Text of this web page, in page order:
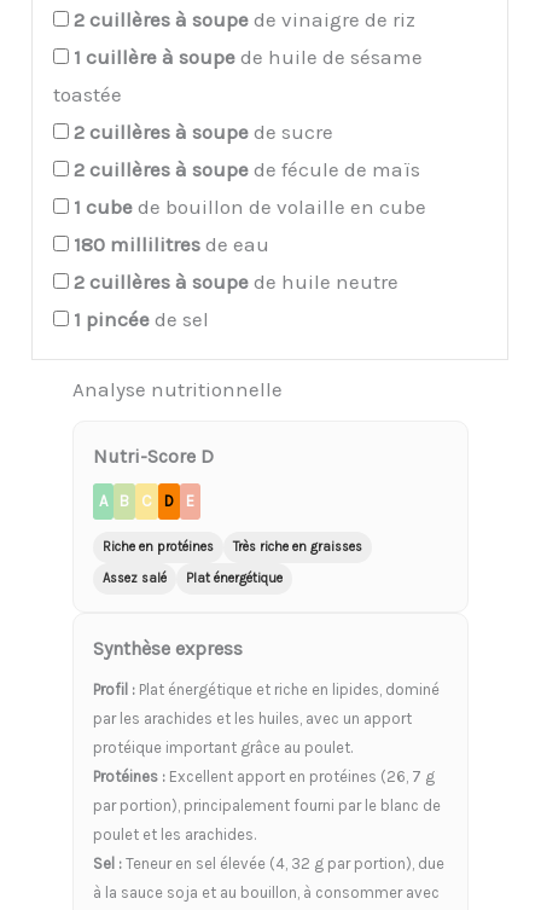
2 cuillères à soupe de vinaigre de riz
1 cuillère à soupe de huile de sésame
toastée
2 cuillères à soupe de sucre
2 cuillères à soupe de fécule de maïs
1 cube de bouillon de volaille en cube
180 millilitres de eau
2 cuillères à soupe de huile neutre
1 pincée de sel
Analyse nutritionnelle
Nutri-Score D
A B C D E
Riche en protéines
Très riche en graisses
Assez salé
Plat énergétique
Synthèse express
Profil : Plat énergétique et riche en lipides, dominé
par les arachides et les huiles, avec un apport
protéique important grâce au poulet.
Protéines : Excellent apport en protéines (26, 7 g
par portion), principalement fourni par le blanc de
poulet et les arachides.
Sel : Teneur en sel élevée (4, 32 g par portion), due
à la sauce soja et au bouillon, à consommer avec